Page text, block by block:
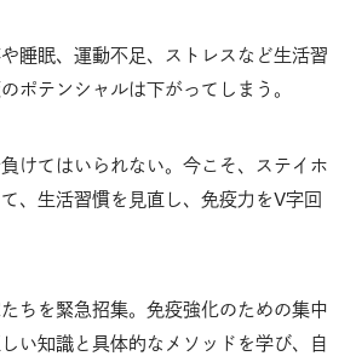
睡眠、運動不足、ストレスなど生活習
ポテンシャルは下がってしまう。
けてはいられない。今こそ、ステイホ
、生活習慣を見直し、免疫力をV字回
ちを緊急招集。免疫強化のための集中
い知識と具体的なメソッドを学び、自